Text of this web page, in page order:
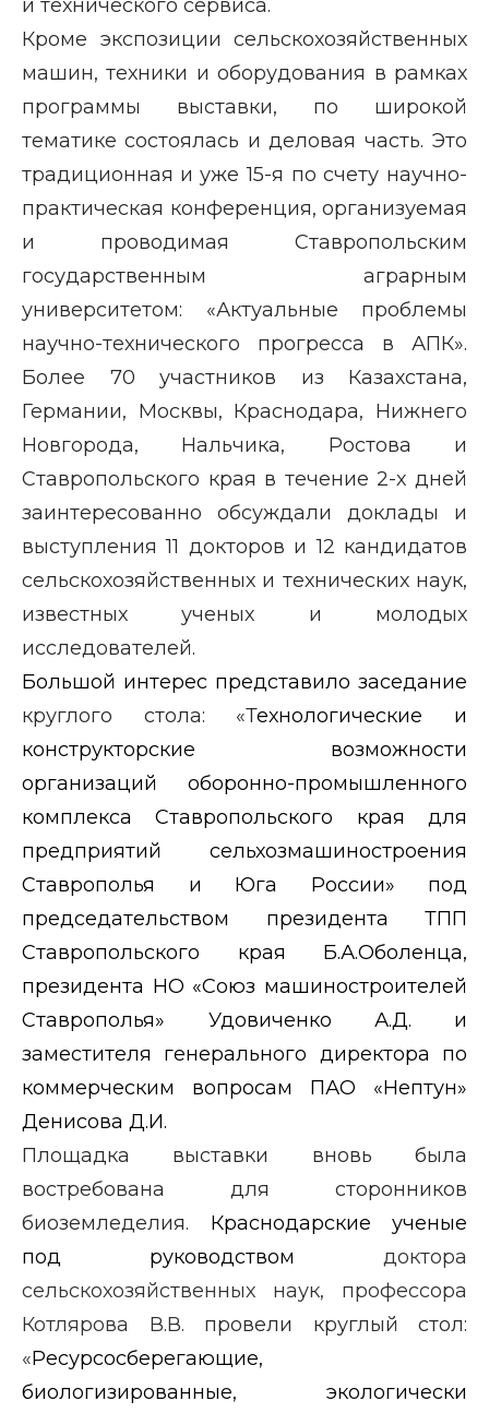
и технического сервиса.
Кроме экспозиции сельскохозяйственных
машин, техники и оборудования в рамках
программы выставки, по широкой
тематике состоялась и деловая часть. Это
традиционная и уже 15-я по счету научно-
практическая конференция, организуемая
и проводимая Ставропольским
государственным аграрным
университетом: «Актуальные проблемы
научно-технического прогресса в АПК».
Более 70 участников из Казахстана,
Германии, Москвы, Краснодара, Нижнего
Новгорода, Нальчика, Ростова и
Ставропольского края в течение 2-х дней
заинтересованно обсуждали доклады и
выступления 11 докторов и 12 кандидатов
сельскохозяйственных и технических наук,
известных ученых и молодых
исследователей.
Большой интерес представило заседание
круглого стола: «Технологические и
конструкторские возможности
организаций оборонно-промышленного
комплекса Ставропольского края для
предприятий сельхозмашиностроения
Ставрополья и Юга России» под
председательством президента ТПП
Ставропольского края Б.А.Оболенца,
президента НО «Союз машиностроителей
Ставрополья» Удовиченко А.Д.
и
заместителя генерального директора по
коммерческим вопросам ПАО «Нептун»
Денисова Д.И.
Площадка выставки вновь была
востребована для сторонников
биоземледелия. Краснодарские ученые
под руководством доктора
сельскохозяйственных наук, профессора
Котлярова В.В. провели круглый стол:
«Ресурсосберегающие,
биологизированные, экологически